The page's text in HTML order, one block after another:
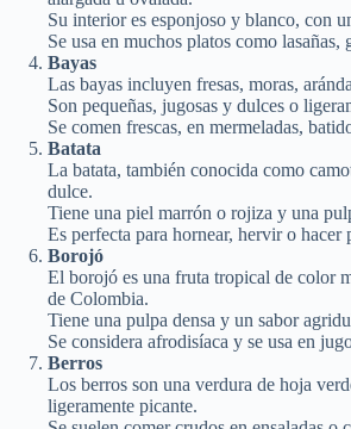
Su interior es esponjoso y blanco, con
Se usa en muchos platos como lasañas,
Bayas
Las bayas incluyen fresas, moras,
Son pequeñas, jugosas y dulces o
Se comen frescas, en mermeladas,
Batata
La batata, también conocida como
dulce.
Tiene una piel marrón o rojiza y una
Es perfecta para hornear, hervir o hacer
Borojó
El borojó es una fruta tropical de color
de Colombia.
Tiene una pulpa densa y un sabor
Se considera afrodisíaca y se usa en
Berros
Los berros son una verdura de hoja
ligeramente picante.